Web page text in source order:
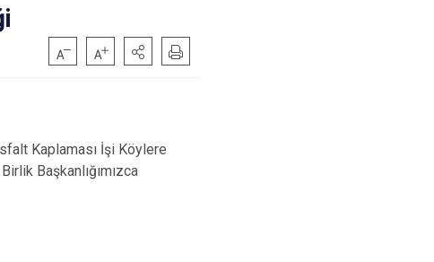
Kaplaması İşi Köylere
Başkanlığımızca